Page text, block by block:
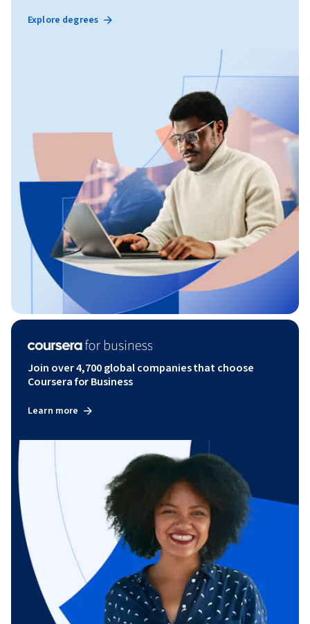
Explore degrees
Join over 4,700 global companies that choose
Coursera for Business
Learn more